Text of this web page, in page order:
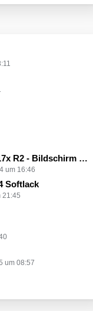
bleibt schwarz beim Start
um 16:46
Softlack
21:45
um 08:57